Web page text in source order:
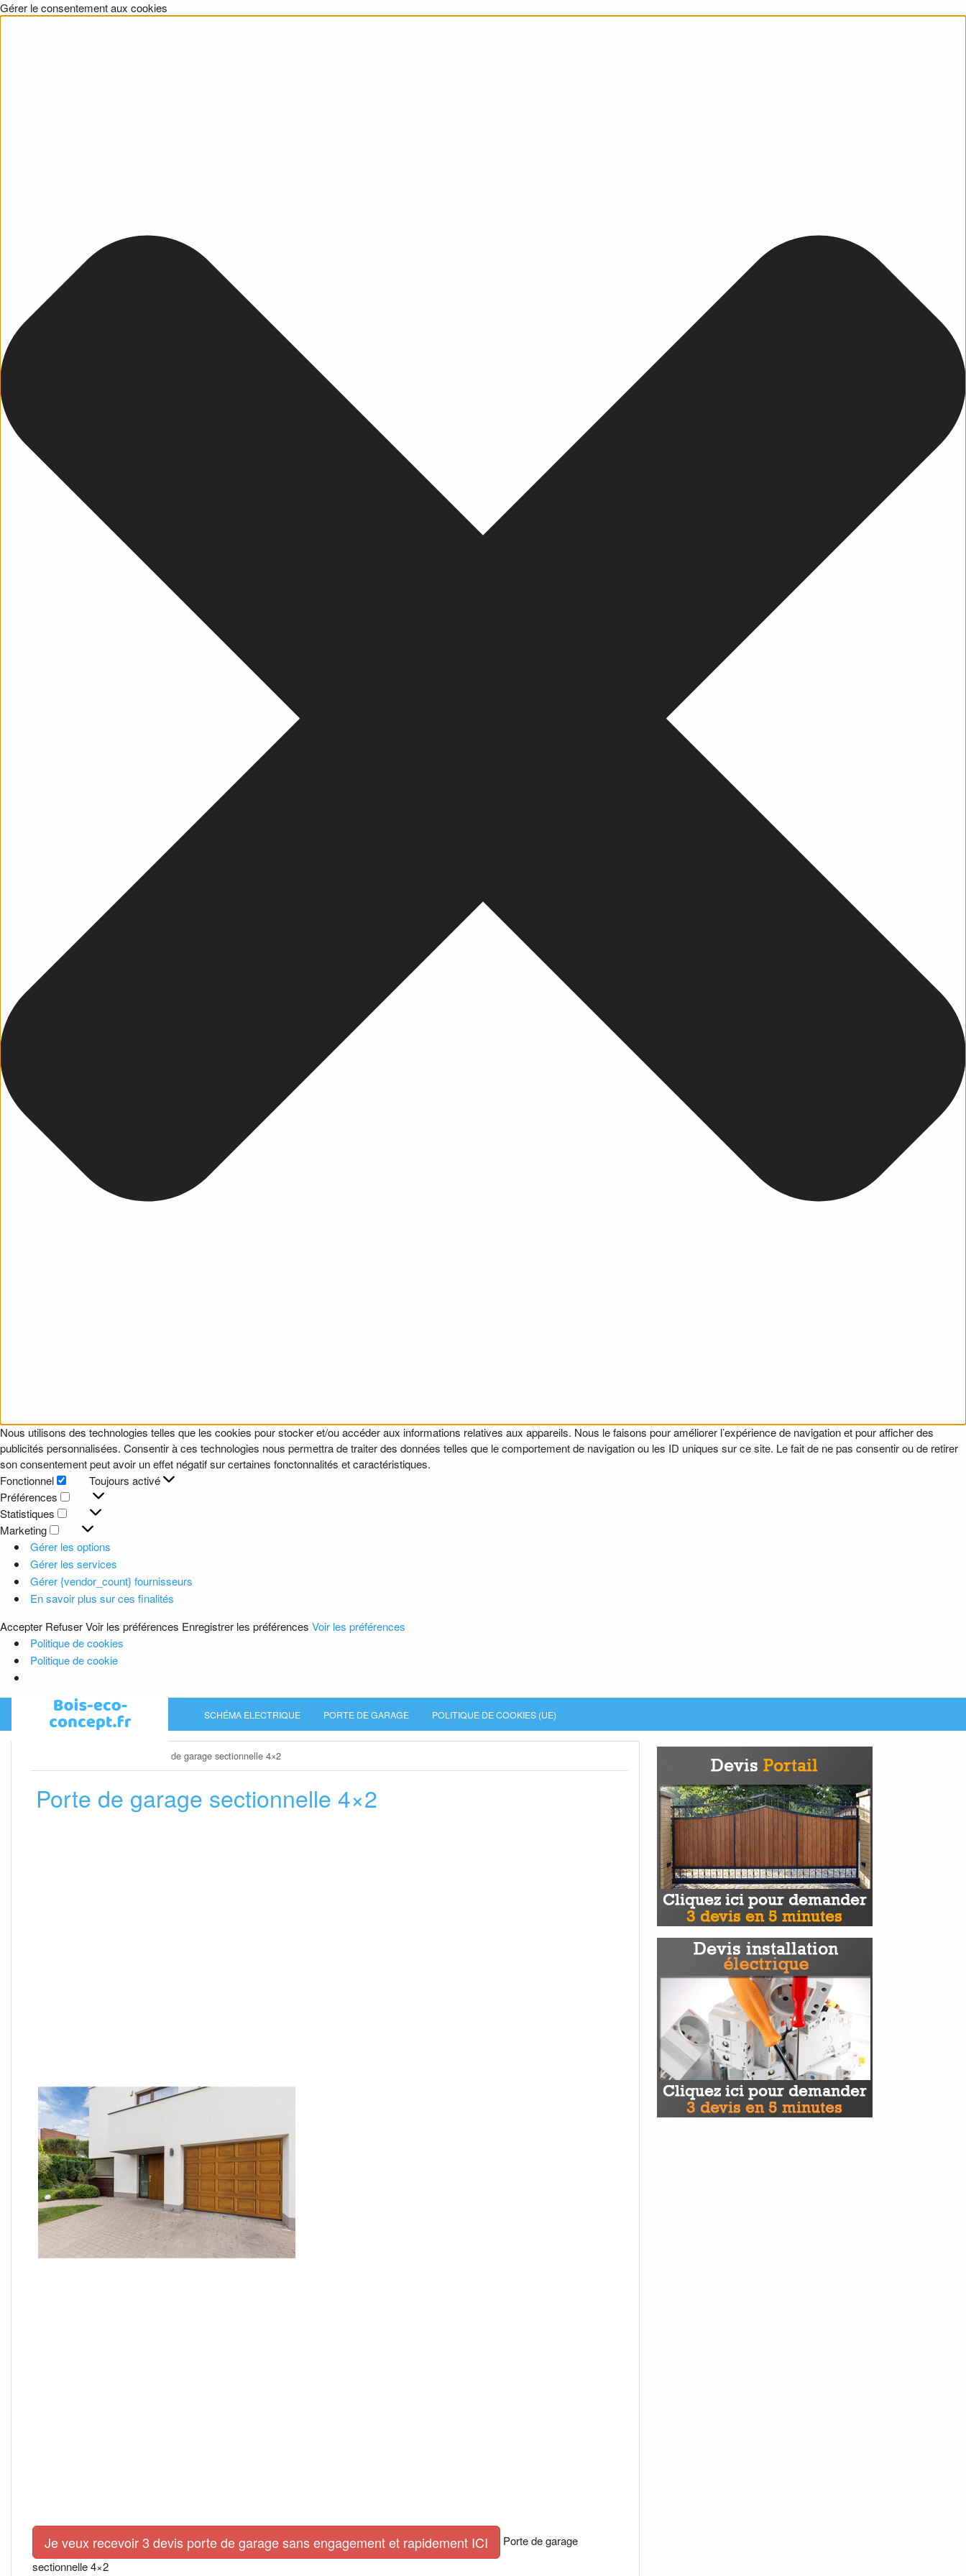
Gérer le consentement aux cookies
Nous utilisons des technologies telles que les cookies pour stocker et/ou accéder aux informations relatives aux appareils. Nous le faisons pour améliorer l’expérience de navigation et pour afficher des
publicités personnalisées. Consentir à ces technologies nous permettra de traiter des données telles que le comportement de navigation ou les ID uniques sur ce site. Le fait de ne pas consentir ou de retirer
son consentement peut avoir un effet négatif sur certaines fonctonnalités et caractéristiques.
Fonctionnel
Fonctionnel
Toujours activé
Préférences
Préférences
Statistiques
Statistiques
Marketing
Marketing
Gérer les options
Gérer les services
Gérer {vendor_count} fournisseurs
En savoir plus sur ces finalités
Accepter RefuserVoir les préférences Enregistrer les préférences Voir les préférences
Politique de cookies
Politique de cookie
SCHÉMA ELECTRIQUE PORTE DE GARAGE POLITIQUE DE COOKIES (UE)
Porte de garage sectionnelle 4×2
Porte de garage sectionnelle 4×2
Je veux recevoir 3 devis porte de garage sans engagement et rapidement ICI
Porte de garage
sectionnelle 4×2